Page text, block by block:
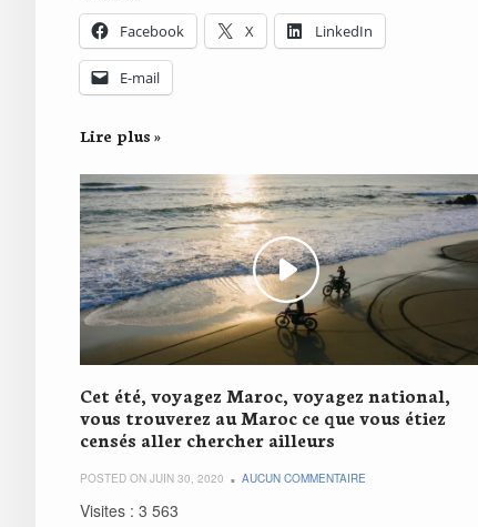
Facebook X LinkedIn
E-mail
Lire plus »
Cet été, voyagez Maroc, voyagez national,
vous trouverez au Maroc ce que vous étiez
censés aller chercher ailleurs
POSTED ON JUIN 30, 2020 AUCUN COMMENTAIRE
Visites : 3 563